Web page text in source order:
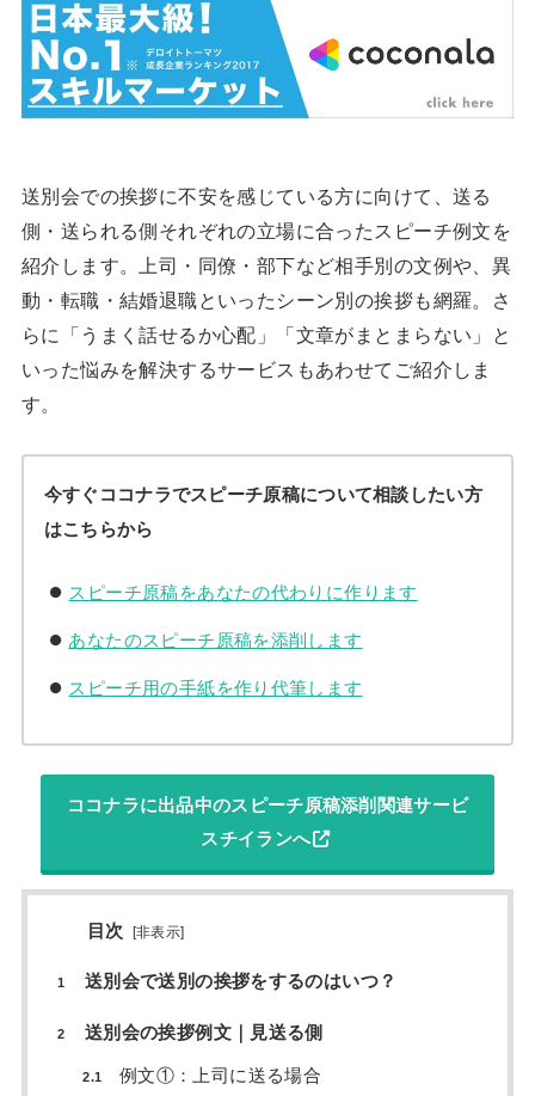
送別会での挨拶に不安を感じている方に向けて、送る
側・送られる側それぞれの立場に合ったスピーチ例文を
紹介します。上司・同僚・部下など相手別の文例や、異
動・転職・結婚退職といったシーン別の挨拶も網羅。さ
らに「うまく話せるか心配」「文章がまとまらない」と
いった悩みを解決するサービスもあわせてご紹介しま
す。
今すぐココナラでスピーチ原稿について相談したい方
はこちらから
スピーチ原稿をあなたの代わりに作ります
あなたのスピーチ原稿を添削します
スピーチ用の手紙を作り代筆します
ココナラに出品中のスピーチ原稿添削関連サービ
スチイランへ
目次 [非表示]
1 送別会で送別の挨拶をするのはいつ？
2 送別会の挨拶例文｜見送る側
2.1 例文①：上司に送る場合